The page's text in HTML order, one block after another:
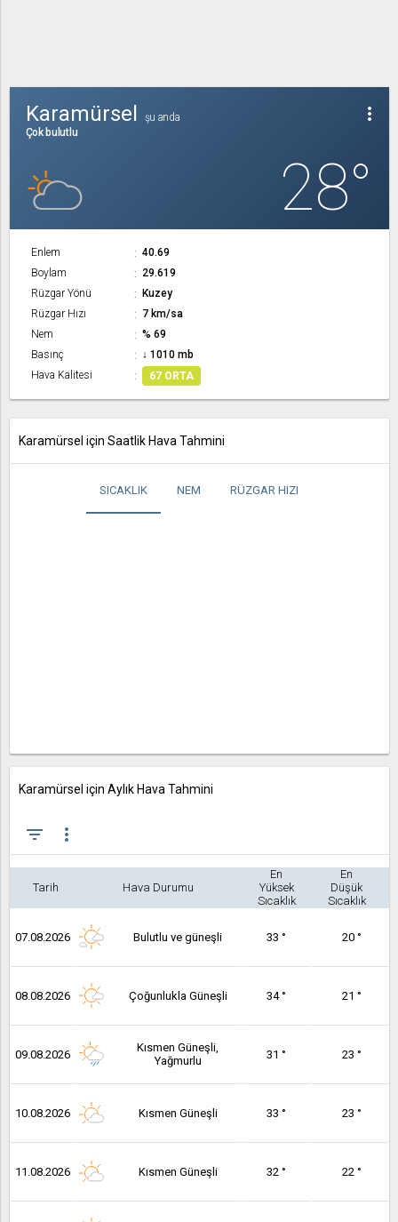
more_vert
Karamürsel
şu anda
Çok bulutlu
28°
Enlem
40.69
Boylam
29.619
Rüzgar Yönü
Kuzey
Rüzgar Hızı
7 km/sa
Nem
% 69
Basınç
↓ 1010 mb
Hava Kalitesi
67 ORTA
Karamürsel için Saatlik Hava Tahmini
SICAKLIK NEM RÜZGAR HIZI
Karamürsel için Aylık Hava Tahmini
filter_list more_vert
Tarih Hava Durumu
En
Yüksek
Sıcaklık
En
Düşük
Sıcaklık
07.08.2026 Bulutlu ve güneşli 33 ° 20 °
08.08.2026 Çoğunlukla Güneşli 34 ° 21 °
09.08.2026
Kısmen Güneşli,
Yağmurlu
31 ° 23 °
10.08.2026 Kısmen Güneşli 33 ° 23 °
11.08.2026 Kısmen Güneşli 32 ° 22 °